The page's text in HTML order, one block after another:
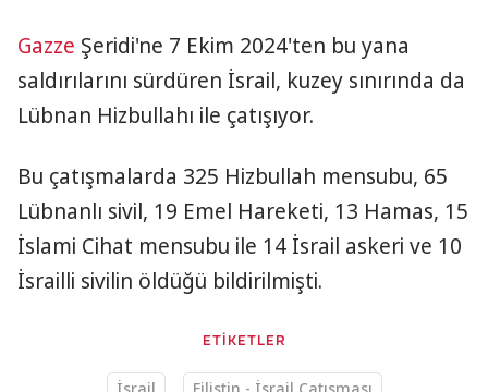
Gazze Şeridi'ne 7 Ekim 2024'ten bu yana
saldırılarını sürdüren İsrail, kuzey sınırında da
Lübnan Hizbullahı ile çatışıyor.
Bu çatışmalarda 325 Hizbullah mensubu, 65
Lübnanlı sivil, 19 Emel Hareketi, 13 Hamas, 15
İslami Cihat mensubu ile 14 İsrail askeri ve 10
İsrailli sivilin öldüğü bildirilmişti.
ETİKETLER